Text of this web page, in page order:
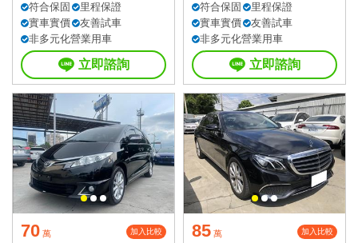
符合保固
里程保證
實車實價
友善試車
非多元化營業用車
立即諮詢
符合保固
里程保證
實車實價
友善試車
非多元化營業用車
立即諮詢
70 萬 加入比較 85 萬 加入比較